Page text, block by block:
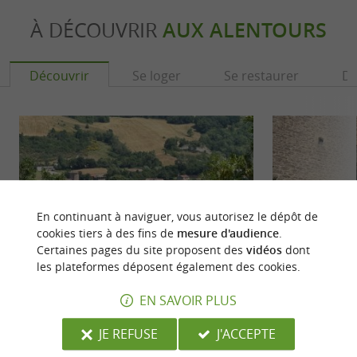
À DÉCOUVRIR AUX ALENTOURS
Découvrir Se loger Se restaurer
Sainte-Eulalie-de-Cernon
Au cœur du plateau du Larzac, Sainte-Eulalie-de-
Cernon est un joyau médiéval en Aveyron. Ce
village fortifié, ...
La Cavalerie est
niché au cœur du
Ce village, ...
En continuant à naviguer, vous autorisez le dépôt de
cookies tiers à des fins de mesure d'audience.
Certaines pages du site proposent des vidéosdont
les plateformes déposent également des cookies.
EN SAVOIR PLUS
JE REFUSE
J'ACCEPTE